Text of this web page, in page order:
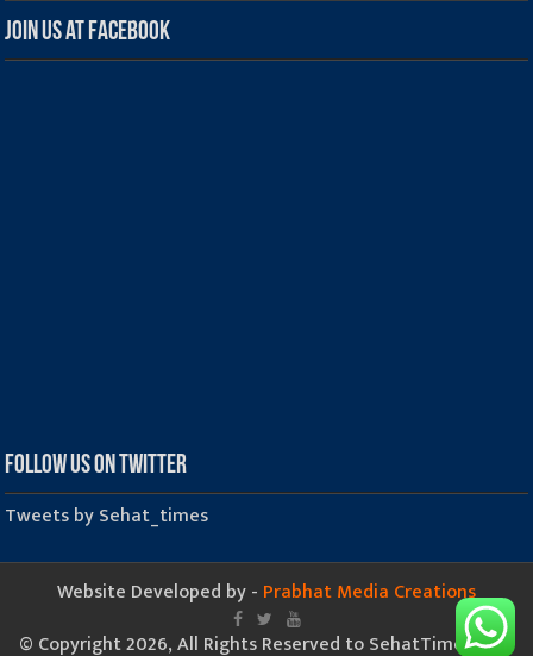
Join us at Facebook
Follow us on Twitter
Tweets by Sehat_times
Website Developed by - Prabhat Media Creations
© Copyright 2026, All Rights Reserved to SehatTimes.Com